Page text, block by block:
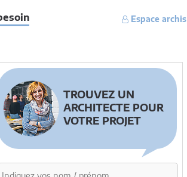
Espace archis
TROUVEZ UN
ARCHITECTE POUR
VOTRE PROJET